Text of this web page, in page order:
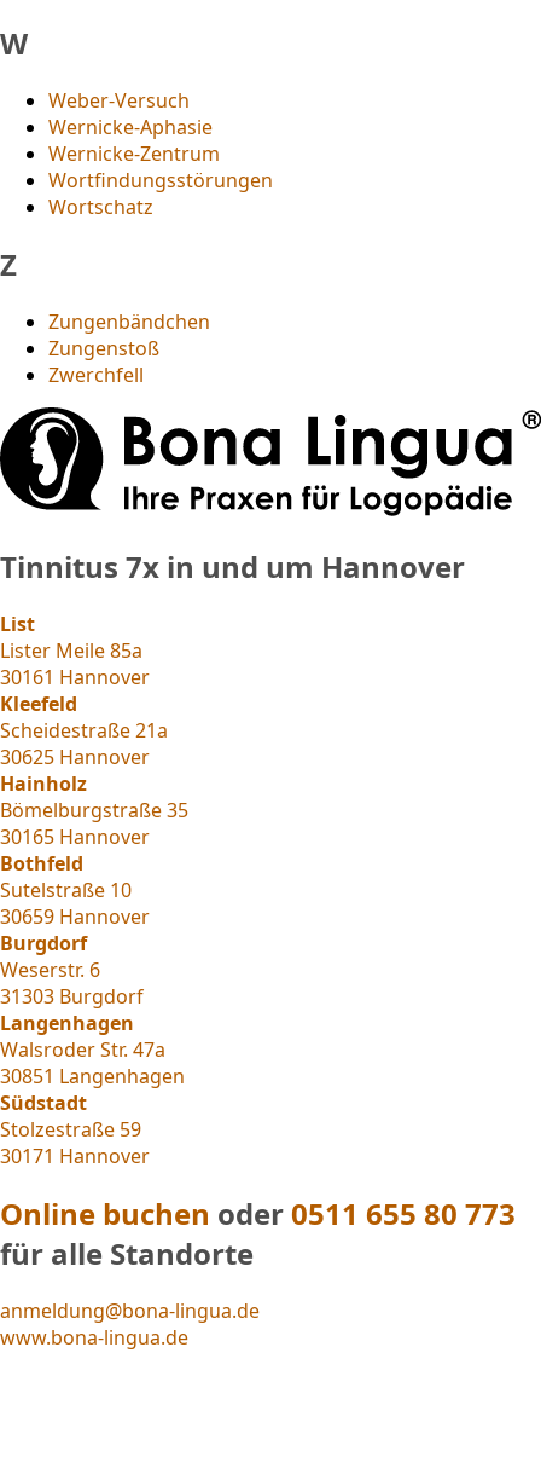
W
Weber-Versuch
Wernicke-Aphasie
Wernicke-Zentrum
Wortfindungsstörungen
Wortschatz
Z
Zungenbändchen
Zungenstoß
Zwerchfell
Tinnitus 7x in und um Hannover
List
Lister Meile 85a
30161 Hannover
Kleefeld
Scheidestraße 21a
30625 Hannover
Hainholz
Bömelburgstraße 35
30165 Hannover
Bothfeld
Sutelstraße 10
30659 Hannover
Burgdorf
Weserstr. 6
31303 Burgdorf
Langenhagen
Walsroder Str. 47a
30851 Langenhagen
Südstadt
Stolzestraße 59
30171 Hannover
Online buchen oder0511 655 80 773
für alle Standorte
anmeldung@bona-lingua.de
www.bona-lingua.de